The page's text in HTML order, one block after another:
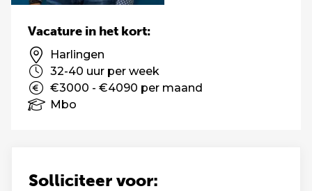
Solliciteer voor:
Vacature in het kort:
Harlingen
32-40 uur per week
€3000 - €4090 per maand
Mbo